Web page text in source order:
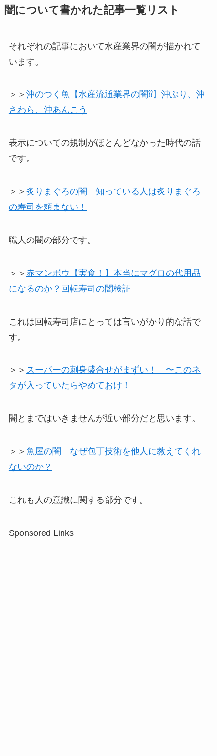
闇について書かれた記事一覧リスト
それぞれの記事において水産業界の闇が描かれて
います。
＞＞ 沖のつく魚【水産流通業界の闇⁇】沖ぶり、沖
さわら、沖あんこう
表示についての規制がほとんどなかった時代の話
です。
＞＞ 炙りまぐろの闇 知っている人は炙りまぐろ
の寿司を頼まない！
職人の闇の部分です。
＞＞ 赤マンボウ【実食！】本当にマグロの代用品
になるのか？回転寿司の闇検証
これは回転寿司店にとっては言いがかり的な話で
す。
＞＞ スーパーの刺身盛合せがまずい！ 〜このネ
タが入っていたらやめておけ！
闇とまではいきませんが近い部分だと思います。
＞＞ 魚屋の闇 なぜ包丁技術を他人に教えてくれ
ないのか？
これも人の意識に関する部分です。
Sponsored Links